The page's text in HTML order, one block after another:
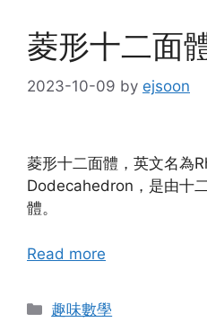
菱形十二面
2023-10-09 by ejsoon
菱形十二面體，英文名為
Dodecahedron，是由十
體。
Read more
Categories
趣味數學